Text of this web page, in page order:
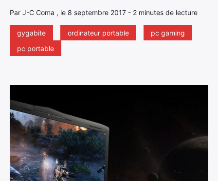
Par J-C Coma , le 8 septembre 2017 - 2 minutes de lecture
gygabite ordinateur portable
pc gaming
pc portable